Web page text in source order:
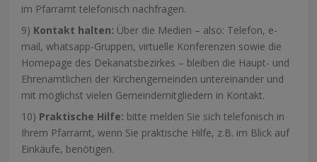
im Pfarramt telefonisch nachfragen.
9) Kontakt halten: Über die Medien – also: Telefon, e-
mail, whatsapp-Gruppen, virtuelle Konferenzen sowie die
Homepage des Dekanatsbezirkes – bleiben die Haupt- und
Ehrenamtlichen der Kirchengemeinden untereinander und
mit möglichst vielen Gemeindemitgliedern in Kontakt.
10) Praktische Hilfe: bitte melden Sie sich telefonisch in
Ihrem Pfarramt, wenn Sie praktische Hilfe, z.B. im Blick auf
Einkäufe, benötigen.